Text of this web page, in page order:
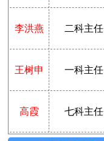
李洪燕 二科主任
王树申 一科主任
高霞 七科主任